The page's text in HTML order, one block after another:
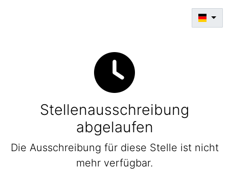
Stellenausschreibung
abgelaufen
Die Ausschreibung für diese Stelle ist nicht
mehr verfügbar.